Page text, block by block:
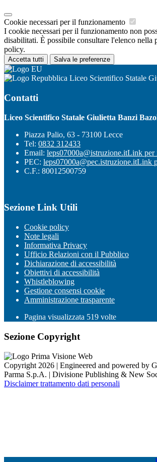
Cookie necessari per il funzionamento
I cookie necessari per il funzionamento non
disabilitati. È possibile consultare l'elenco nella
policy.
Accetta tutti Salva le preferenze
Liceo Scientifico Statale
Contatti
Liceo Scientifico Statale Giulietta Banzi
Piazza Palio, 63 - 73100 Lecce
Tel: 0832 312433
Email: leps07000a@istruzione.itLink per
PEC: leps07000a@pec.istruzione.itLink
C.F.: 80012500759
Sezione Link Utili
Cookie policy
Note legali
Informativa Privacy
Ufficio Relazioni con il Pubblico
Dichiarazione di accessibilità
Obiettivi di accessibilità
Whistleblowing
Gestione consensi cookie
Amministrazione trasparente
Pagina visualizzata 519 volte
Sezione Copyright
Copyright 2026 | Engineered and powered by
Parma S.p.A. | Divisione Publishing & New
Disclaimer trattamento dati personali